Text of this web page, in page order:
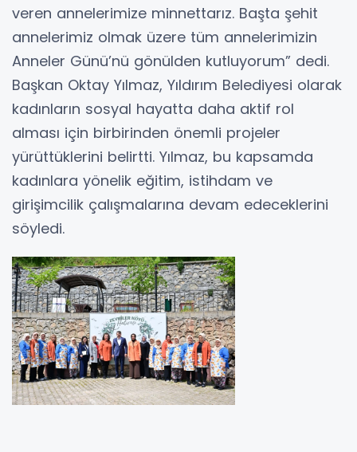
veren annelerimize minnettarız. Başta şehit
annelerimiz olmak üzere tüm annelerimizin
Anneler Günü’nü gönülden kutluyorum” dedi.
Başkan Oktay Yılmaz, Yıldırım Belediyesi olarak
kadınların sosyal hayatta daha aktif rol
alması için birbirinden önemli projeler
yürüttüklerini belirtti. Yılmaz, bu kapsamda
kadınlara yönelik eğitim, istihdam ve
girişimcilik çalışmalarına devam edeceklerini
söyledi.